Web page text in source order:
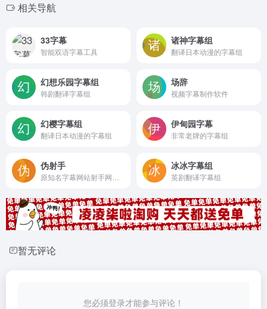
相关导航
33字幕
智能双语字幕工具
诸神字幕组
翻译日本动漫的字幕组
幻想乐园字幕组
韩剧翻译字幕组
场辞
视频字幕制作软件
幻樱字幕组
翻译日本动漫的字幕组
伊甸园字幕
非常老牌的字幕组
伪射手 冰冰字幕组
英剧翻译字幕组
暂无评论
您必须登录才能参与评论！